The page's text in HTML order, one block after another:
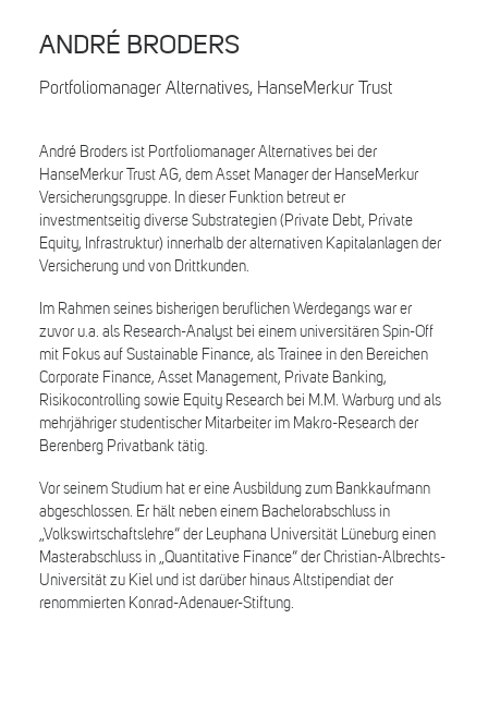
ANDRÉ BRODERS
Portfoliomanager Alternatives, HanseMerkur Trust
André Broders ist Portfoliomanager Alternatives bei der
HanseMerkur Trust AG, dem Asset Manager der HanseMerkur
Versicherungsgruppe. In dieser Funktion betreut er
investmentseitig diverse Substrategien (Private Debt, Private
Equity, Infrastruktur) innerhalb der alternativen Kapitalanlagen der
Versicherung und von Drittkunden.
Im Rahmen seines bisherigen beruflichen Werdegangs war er
zuvor u.a. als Research-Analyst bei einem universitären Spin-Off
mit Fokus auf Sustainable Finance, als Trainee in den Bereichen
Corporate Finance, Asset Management, Private Banking,
Risikocontrolling sowie Equity Research bei M.M. Warburg und als
mehrjähriger studentischer Mitarbeiter im Makro-Research der
Berenberg Privatbank tätig.
Vor seinem Studium hat er eine Ausbildung zum Bankkaufmann
abgeschlossen. Er hält neben einem Bachelorabschluss in
„Volkswirtschaftslehre“ der Leuphana Universität Lüneburg einen
Masterabschluss in „Quantitative Finance“ der Christian-Albrechts-
Universität zu Kiel und ist darüber hinaus Altstipendiat der
renommierten Konrad-Adenauer-Stiftung.